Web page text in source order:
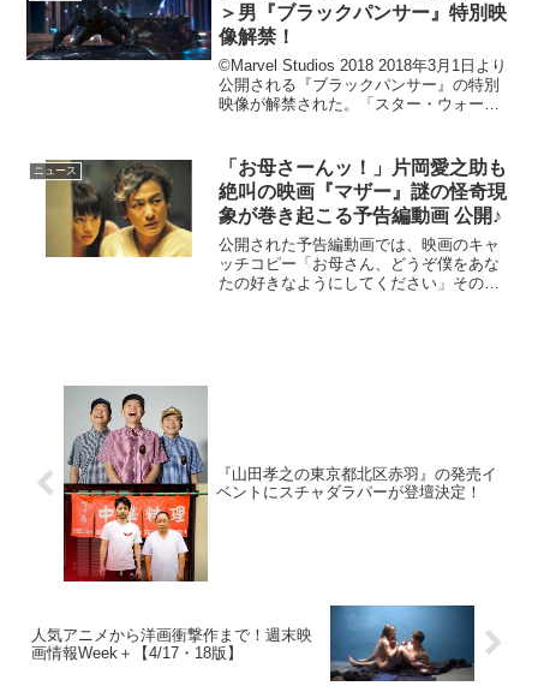
＞男『ブラックパンサー』特別映
像解禁！
©Marvel Studios 2018 2018年3月1日より
公開される『ブラックパンサー』の特別
映像が解禁された。「スター・ウォー
兆円を突破したマーベル・スタジオ...
ニュース
「お母さーんッ！」片岡愛之助も
絶叫の映画『マザー』謎の怪奇現
象が巻き起こる予告編動画 公開♪
公開された予告編動画では、映画のキャ
ッチコピー「お母さん、どうぞ僕をあな
たの好きなようにしてください」そのま
『山田孝之の東京都北区赤羽』の発売イ
ベントにスチャダラパーが登壇決定！
人気アニメから洋画衝撃作まで！週末映
画情報Week＋【4/17・18版】